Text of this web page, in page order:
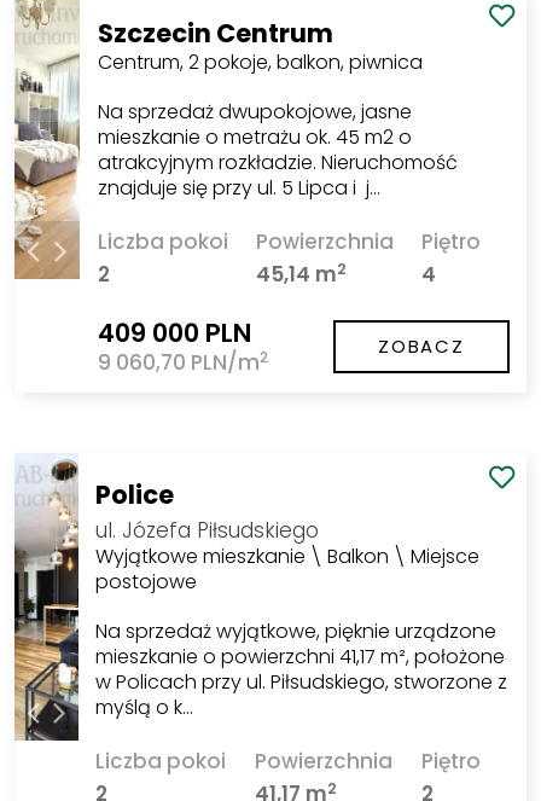
Szczecin Centrum
Centrum, 2 pokoje, balkon, piwnica
Na sprzedaż dwupokojowe, jasne
mieszkanie o metrażu ok. 45 m2 o
atrakcyjnym rozkładzie. Nieruchomość
znajduje się przy ul. 5 Lipca i j…
Liczba pokoi
2
Powierzchnia
45,14 m2
Piętro
4
409 000 PLN
9 060,70 PLN/m2 ZOBACZ
Police
ul. Józefa Piłsudskiego
Wyjątkowe mieszkanie \ Balkon \ Miejsce
postojowe
Na sprzedaż wyjątkowe, pięknie urządzone
mieszkanie o powierzchni 41,17 m², położone
w Policach przy ul. Piłsudskiego, stworzone z
myślą o k…
Liczba pokoi
2
Powierzchnia
41,17 m2
Piętro
2